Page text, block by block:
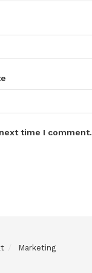
time I comment.
Marketing